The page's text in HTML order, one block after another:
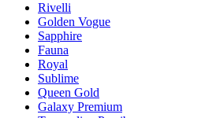
Rivelli
Golden Vogue
Sapphire
Fauna
Royal
Sublime
Queen Gold
Galaxy Premium